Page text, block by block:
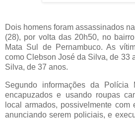
Dois homens foram assassinados
(28), por volta das 20h50, no
Mata Sul de Pernambuco. As
como Clebson José da Silva, de 33
Silva, de 37 anos.
Segundo informações da Polícia
encapuzados e usando roupas
local armados, possivelmente com
anunciando serem policiais, e